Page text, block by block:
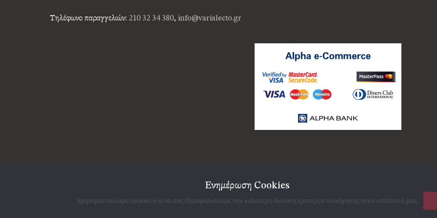
Τηλέφωνο παραγγελιών: 210 32 34 380, info@varialecto.gr
Ενημέρωση Cookies
Χρησιμοποιούμε cookies για να σας εξασφαλίσουμε την καλύτερη δυνατή εμπειρία πλοήγησης στον ιστότοπό μας.